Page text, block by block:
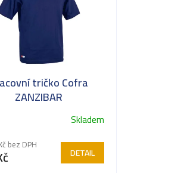
tričko Cofra
ZANZIBAR
Skladem
bez DPH
DETAIL